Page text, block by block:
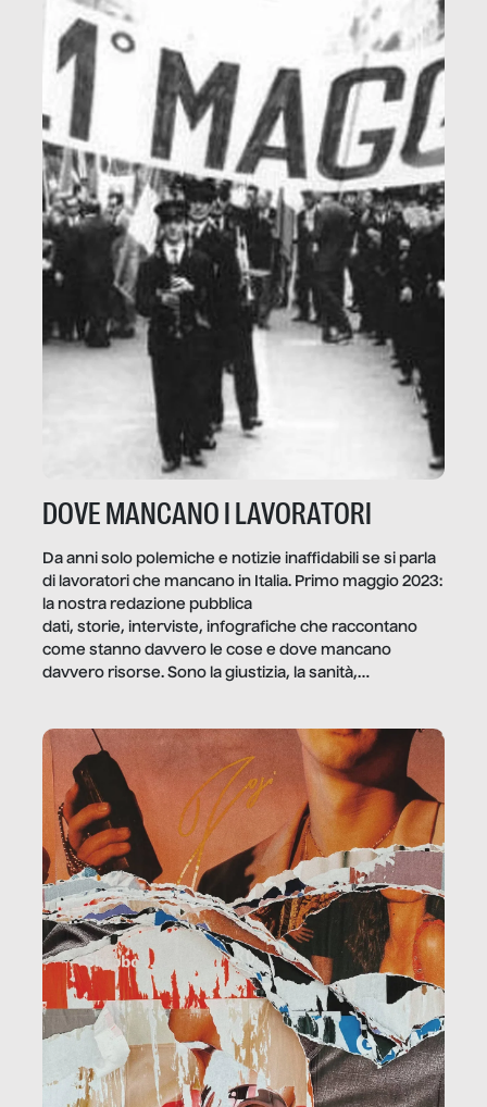
DOVE MANCANO I LAVORATORI
Da anni solo polemiche e notizie inaffidabili se si parla
di lavoratori che mancano in Italia. Primo maggio 2023:
la nostra redazione pubblica
dati, storie, interviste, infografiche che raccontano
come stanno davvero le cose e dove mancano
davvero risorse. Sono la giustizia, la sanità,